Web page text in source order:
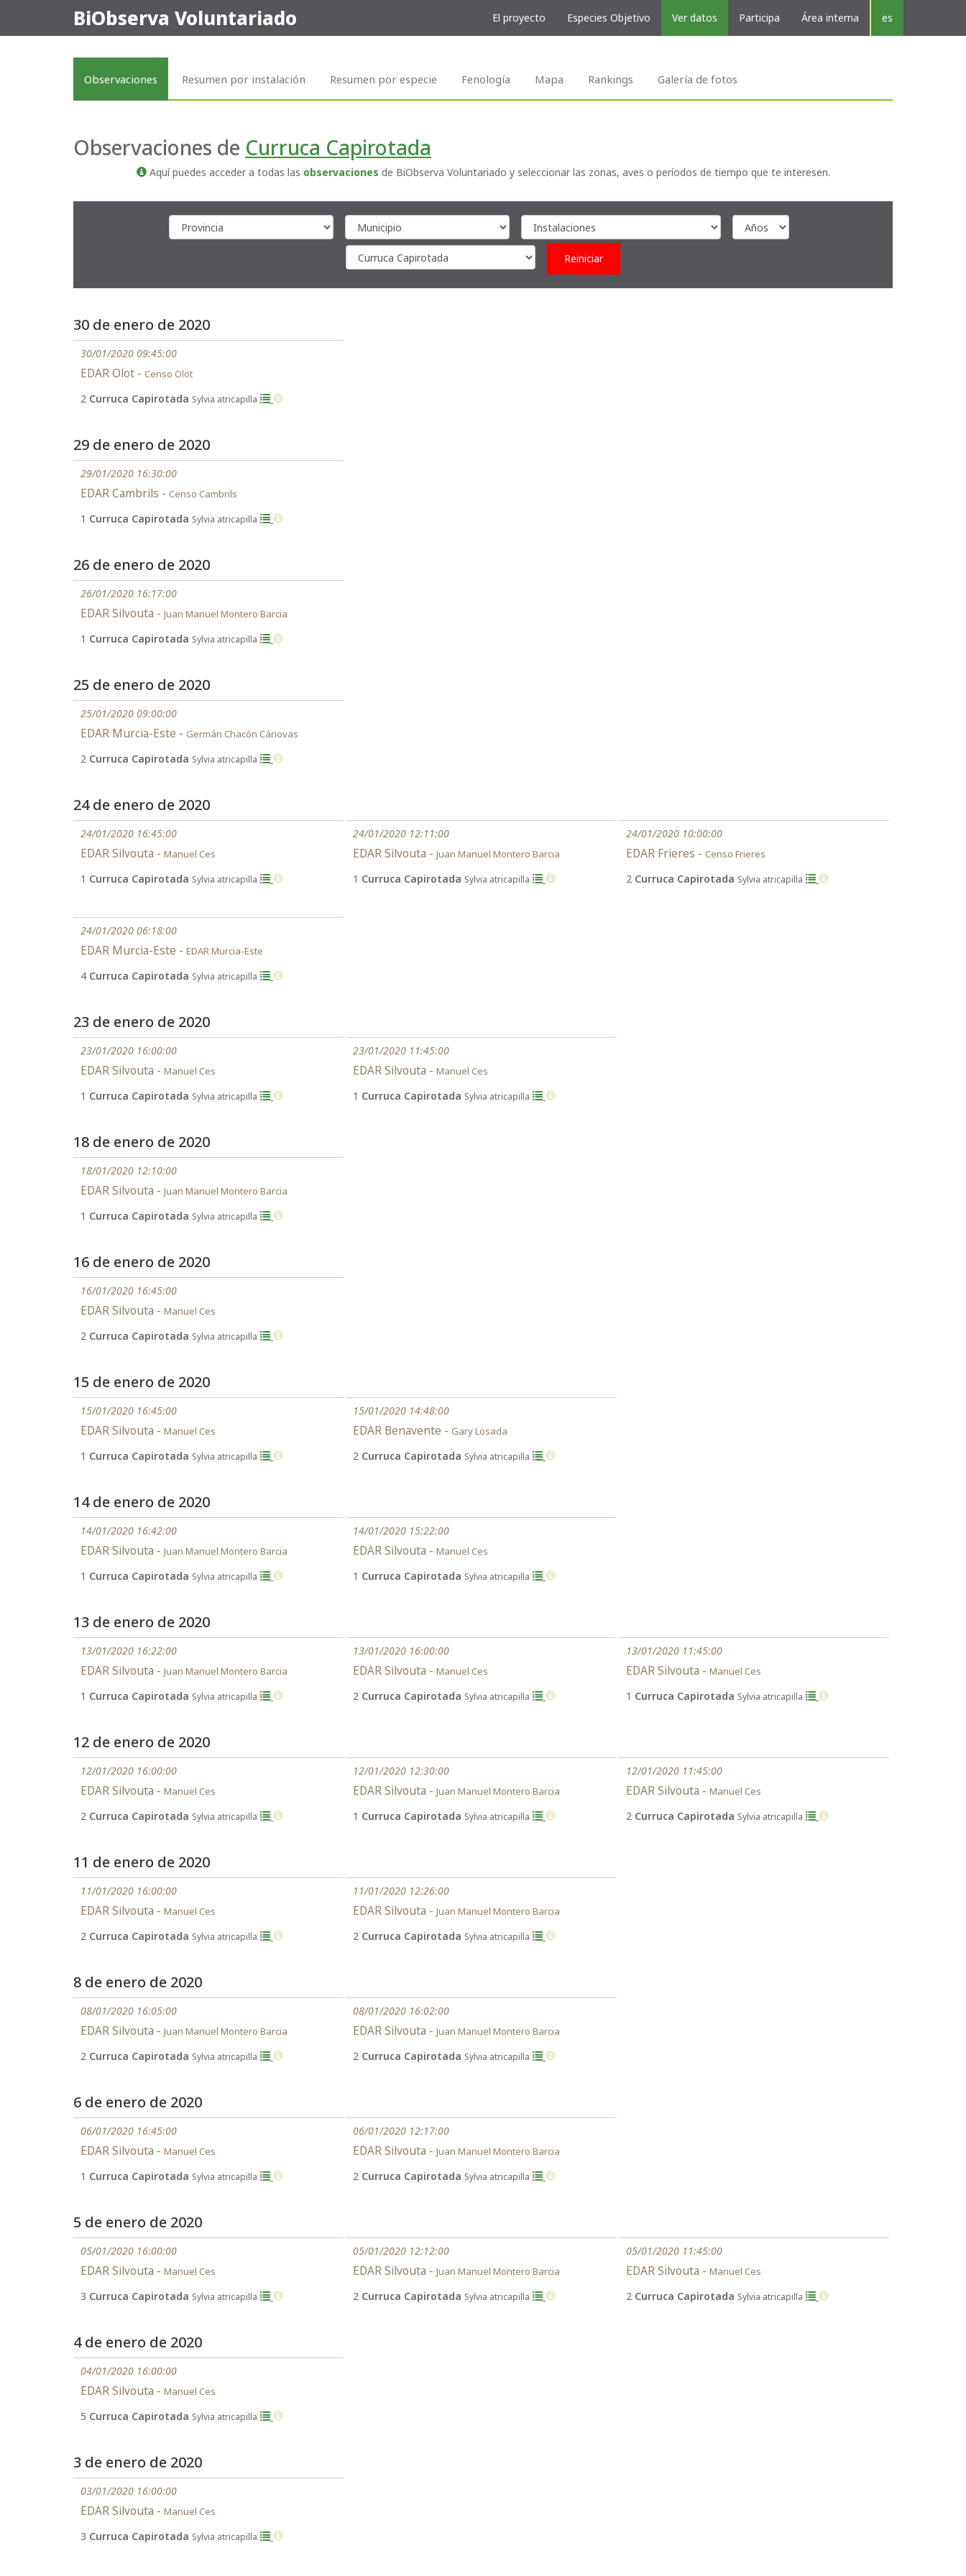
BiObserva Voluntariado El proyecto Especies Objetivo Ver datos Participa Área interna es
Observaciones Resumen por instalación Resumen por especie Fenología Mapa Rankings Galería de fotos
Observaciones de Curruca Capirotada
Aquí puedes acceder a todas las observaciones de BiObserva Voluntariado y seleccionar las zonas, aves o períodos de tiempo que te interesen.
Reiniciar
30 de enero de 2020
30/01/2020 09:45:00
EDAR Olot - Censo Olot
2 Curruca Capirotada Sylvia atricapilla
29 de enero de 2020
29/01/2020 16:30:00
EDAR Cambrils - Censo Cambrils
1 Curruca Capirotada Sylvia atricapilla
26 de enero de 2020
26/01/2020 16:17:00
EDAR Silvouta - Juan Manuel Montero Barcia
1 Curruca Capirotada Sylvia atricapilla
25 de enero de 2020
25/01/2020 09:00:00
EDAR Murcia-Este - Germán Chacón Cánovas
2 Curruca Capirotada Sylvia atricapilla
24 de enero de 2020
24/01/2020 16:45:00
EDAR Silvouta - Manuel Ces
1 Curruca Capirotada Sylvia atricapilla
24/01/2020 12:11:00
EDAR Silvouta - Juan Manuel Montero Barcia
1 Curruca Capirotada Sylvia atricapilla
24/01/2020 10:00:00
EDAR Frieres - Censo Frieres
2 Curruca Capirotada Sylvia atricapilla
24/01/2020 06:18:00
EDAR Murcia-Este - EDAR Murcia-Este
4 Curruca Capirotada Sylvia atricapilla
23 de enero de 2020
23/01/2020 16:00:00
EDAR Silvouta - Manuel Ces
1 Curruca Capirotada Sylvia atricapilla
23/01/2020 11:45:00
EDAR Silvouta - Manuel Ces
1 Curruca Capirotada Sylvia atricapilla
18 de enero de 2020
18/01/2020 12:10:00
EDAR Silvouta - Juan Manuel Montero Barcia
1 Curruca Capirotada Sylvia atricapilla
16 de enero de 2020
16/01/2020 16:45:00
EDAR Silvouta - Manuel Ces
2 Curruca Capirotada Sylvia atricapilla
15 de enero de 2020
15/01/2020 16:45:00
EDAR Silvouta - Manuel Ces
1 Curruca Capirotada Sylvia atricapilla
15/01/2020 14:48:00
EDAR Benavente - Gary Losada
2 Curruca Capirotada Sylvia atricapilla
14 de enero de 2020
14/01/2020 16:42:00
EDAR Silvouta - Juan Manuel Montero Barcia
1 Curruca Capirotada Sylvia atricapilla
14/01/2020 15:22:00
EDAR Silvouta - Manuel Ces
1 Curruca Capirotada Sylvia atricapilla
13 de enero de 2020
13/01/2020 16:22:00
EDAR Silvouta - Juan Manuel Montero Barcia
1 Curruca Capirotada Sylvia atricapilla
13/01/2020 16:00:00
EDAR Silvouta - Manuel Ces
2 Curruca Capirotada Sylvia atricapilla
13/01/2020 11:45:00
EDAR Silvouta - Manuel Ces
1 Curruca Capirotada Sylvia atricapilla
12 de enero de 2020
12/01/2020 16:00:00
EDAR Silvouta - Manuel Ces
2 Curruca Capirotada Sylvia atricapilla
12/01/2020 12:30:00
EDAR Silvouta - Juan Manuel Montero Barcia
1 Curruca Capirotada Sylvia atricapilla
12/01/2020 11:45:00
EDAR Silvouta - Manuel Ces
2 Curruca Capirotada Sylvia atricapilla
11 de enero de 2020
11/01/2020 16:00:00
EDAR Silvouta - Manuel Ces
2 Curruca Capirotada Sylvia atricapilla
11/01/2020 12:26:00
EDAR Silvouta - Juan Manuel Montero Barcia
2 Curruca Capirotada Sylvia atricapilla
8 de enero de 2020
08/01/2020 16:05:00
EDAR Silvouta - Juan Manuel Montero Barcia
2 Curruca Capirotada Sylvia atricapilla
08/01/2020 16:02:00
EDAR Silvouta - Juan Manuel Montero Barcia
2 Curruca Capirotada Sylvia atricapilla
6 de enero de 2020
06/01/2020 16:45:00
EDAR Silvouta - Manuel Ces
1 Curruca Capirotada Sylvia atricapilla
06/01/2020 12:17:00
EDAR Silvouta - Juan Manuel Montero Barcia
2 Curruca Capirotada Sylvia atricapilla
5 de enero de 2020
05/01/2020 16:00:00
EDAR Silvouta - Manuel Ces
3 Curruca Capirotada Sylvia atricapilla
05/01/2020 12:12:00
EDAR Silvouta - Juan Manuel Montero Barcia
2 Curruca Capirotada Sylvia atricapilla
05/01/2020 11:45:00
EDAR Silvouta - Manuel Ces
2 Curruca Capirotada Sylvia atricapilla
4 de enero de 2020
04/01/2020 16:00:00
EDAR Silvouta - Manuel Ces
5 Curruca Capirotada Sylvia atricapilla
3 de enero de 2020
03/01/2020 16:00:00
EDAR Silvouta - Manuel Ces
3 Curruca Capirotada Sylvia atricapilla